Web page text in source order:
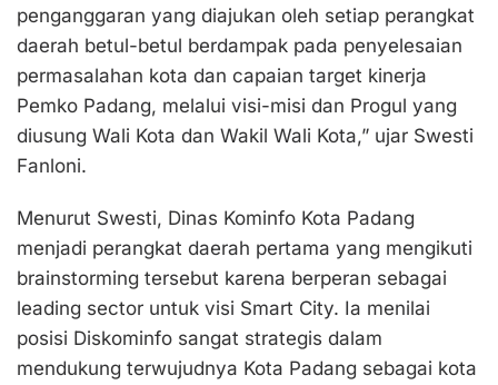
penganggaran yang diajukan oleh setiap perangkat
daerah betul-betul berdampak pada penyelesaian
permasalahan kota dan capaian target kinerja
Pemko Padang, melalui visi-misi dan Progul yang
diusung Wali Kota dan Wakil Wali Kota,” ujar Swesti
Fanloni.
Menurut Swesti, Dinas Kominfo Kota Padang
menjadi perangkat daerah pertama yang mengikuti
brainstorming tersebut karena berperan sebagai
leading sector untuk visi Smart City. Ia menilai
posisi Diskominfo sangat strategis dalam
mendukung terwujudnya Kota Padang sebagai kota